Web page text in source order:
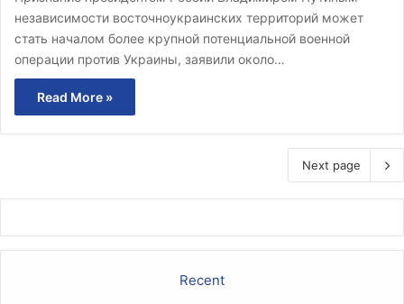
независимости восточноукраинских территорий может
стать началом более крупной потенциальной военной
операции против Украины, заявили около…
Read More »
Next page
Recent